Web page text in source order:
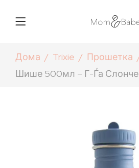
Дома Trixie Прошетка
Шише 500мл – Г-Ѓа Слонче